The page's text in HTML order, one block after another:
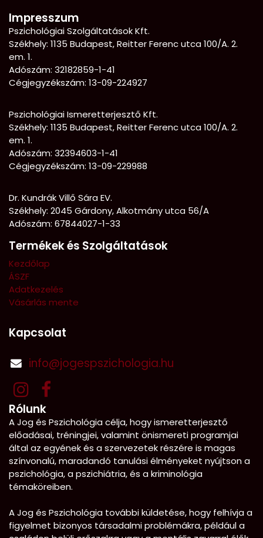
Impresszum
Pszichológiai Szolgáltatások Kft.
Székhely: 1135 Budapest, Reitter Ferenc utca 100/A. 2.
em. 1.
Adószám: 32182859-1-41
Cégjegyzékszám: 13-09-224927
Pszichológiai Ismeretterjesztő Kft.
Székhely: 1135 Budapest, Reitter Ferenc utca 100/A. 2.
em. 1.
Adószám: 32394603-1-41
Cégjegyzékszám: 13-09-229988
Dr. Kundrák Villő Sára EV.
Székhely: 2045 Gárdony, Alkotmány utca 56/A
Adószám: 67844027-1-33
Termékek és Szolgáltatások
Kezdőlap
ÁSZF
Adatkezelés
Vásárlás mente
Kapcsolat
info@jogespszichologia.hu
Rólunk
A Jog és Pszichológia célja, hogy ismeretterjesztő
előadásai, tréningjei, valamint önismereti programjai
által az egyének és a szervezetek részére is magas
színvonalú, maradandó tanulási élményeket nyújtson a
pszichológia, a pszichiátria, és a kriminológia
témaköreiben.
A Jog és Pszichológia további küldetése, hogy felhívja a
figyelmet bizonyos társadalmi problémákra, például a